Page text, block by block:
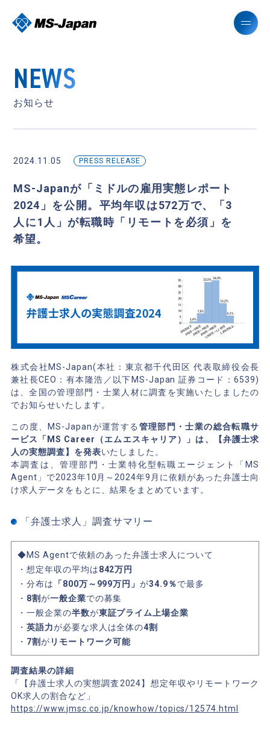
NEWS
お知らせ
2024.11.05 PRESS RELEASE
MS-Japanが「ミドルの雇用実態レポート
2024」を公開。平均年収は572万で、「3
人に1人」が転職時「リモートを必須」を
希望。
株式会社MS-Japan(本社：東京都千代田区 代表取締役会長
兼社長CEO：有本隆浩／以下MS-Japan 証券コード：6539)
は、全国の管理部門・士業人材に調査を実施いたしましたの
でお知らせいたします。
この度、MS-Japanが運営する 管理部門・士業の総合転職サ
ービス「MS Career（エムエスキャリア）」は、【弁護士求
人の実態調査】を発表いたしました。
本調査は、管理部門・士業特化型転職エージェント「MS
Agent」で2023年10月～2024年9月に依頼があった弁護士向
け求人データをもとに、結果をまとめています。
「弁護士求人」調査サマリー
◆MS Agentで依頼のあった弁護士求人について
・想定年収の平均は842万円
・分布は
「800万～999万円」が34.9％で最多
・ 8割が一般企業での募集
・一般企業の半数が東証プライム上場企業
・ 英語力が必要な求人は全体の4割
・ 7割が リモートワーク可能
調査結果の詳細
「【弁護士求人の実態調査2024】想定年収やリモートワーク
OK求人の割合など」
https://www.jmsc.co.jp/knowhow/topics/12574.html